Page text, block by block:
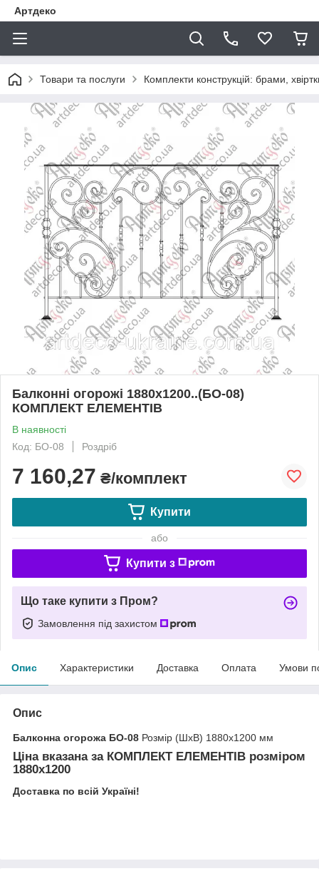
Артдеко
Товари та послуги Комплекти конструкцій: брами,
Балконні огорожі 1880х1200..(БО-08)
КОМПЛЕКТ ЕЛЕМЕНТІВ
В наявності
Код: БО-08
Роздріб
7 160,27 ₴/комплект
Купити
або
Купити з
Що таке купити з Пром?
Замовлення під захистом
Опис Характеристики Доставка Оплата Умови
Опис
Балконна огорожа БО-08 Розмір (ШхВ) 1880х1200 мм
Ціна вказана за КОМПЛЕКТ ЕЛЕМЕНТІВ розміром
1880х1200
Доставка по всій Україні!